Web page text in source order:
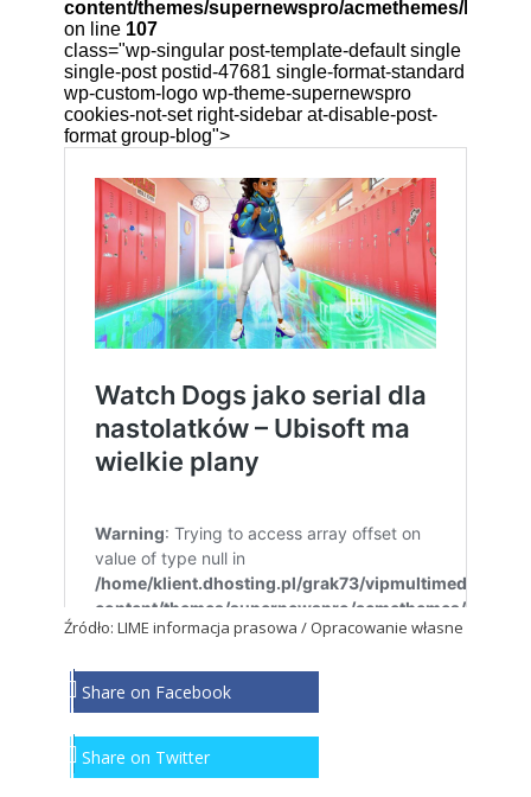
Źródło: LIME informacja prasowa / Opracowanie własne
Share on Facebook
Share on Twitter